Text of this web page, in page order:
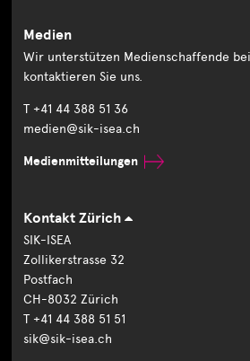
Medien
Wir unterstützen Medienschaffende
kontaktieren Sie uns.
T +41 44 388 51 36
medien@sik-isea.ch
Medienmitteilungen
Kontakt Zürich
SIK-ISEA
Zollikerstrasse 32
Postfach
CH-8032 Zürich
T +41 44 388 51 51
sik@sik-isea.ch